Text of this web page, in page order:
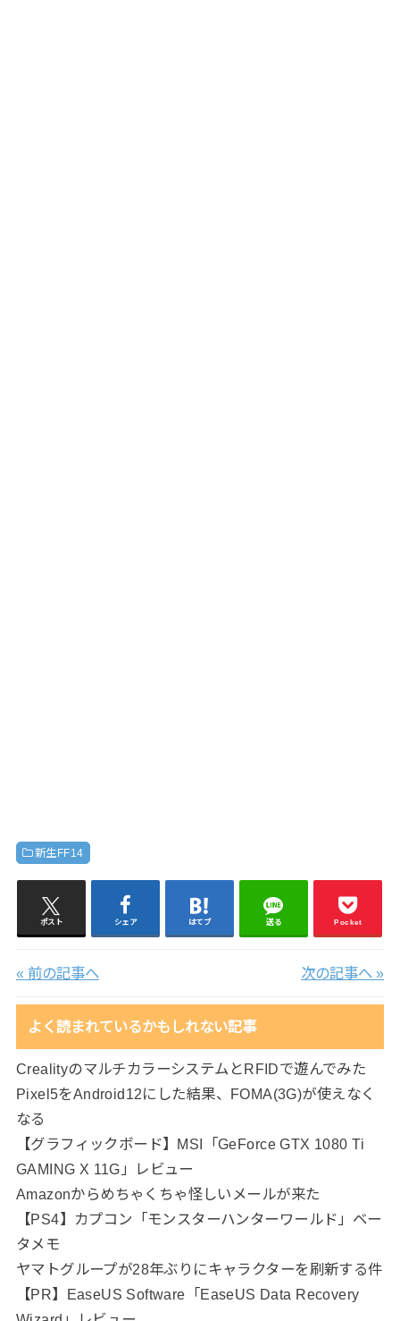
新生FF14
ポスト シェア はてブ 送る Pocket
« 前の記事へ 次の記事へ »
よく読まれているかもしれない記事
CrealityのマルチカラーシステムとRFIDで遊んでみた
Pixel5をAndroid12にした結果、FOMA(3G)が使えなく
なる
【グラフィックボード】MSI「GeForce GTX 1080 Ti
GAMING X 11G」レビュー
Amazonからめちゃくちゃ怪しいメールが来た
【PS4】カプコン「モンスターハンターワールド」ベー
タメモ
ヤマトグループが28年ぶりにキャラクターを刷新する件
【PR】EaseUS Software「EaseUS Data Recovery